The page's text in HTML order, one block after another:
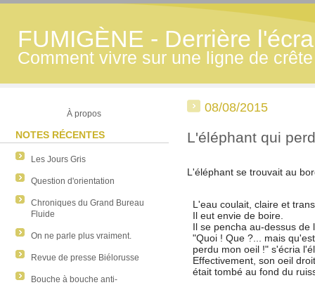
FUMIGÈNE - Derrière
Comment vivre sur une ligne de crête
À propos
NOTES RÉCENTES
Les Jours Gris
Question d'orientation
Chroniques du Grand Bureau
Fluide
On ne parle plus vraiment.
Revue de presse Biélorusse
Bouche à bouche anti-
08/08/2015
L'éléphant qui
L'éléphant se trouvait au
L'eau coulait, claire et
Il eut envie de boire.
Il se pencha au-dessus de
"Quoi ! Que ?... mais
perdu mon oeil !" s'écria
Effectivement, son oeil
était tombé au fond du